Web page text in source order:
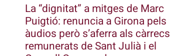
La “dignitat” a mitges de Marc
Puigtió: renuncia a Girona pels
àudios però s’aferra als càrrecs
remunerats de Sant Julià i el